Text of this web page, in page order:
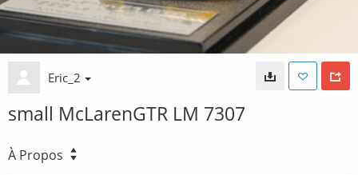
Eric_2
small McLarenGTR LM 7307
À Propos